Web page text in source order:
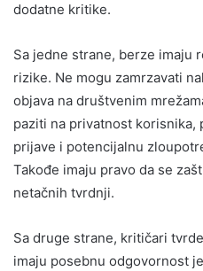
dodatne kritike.
Sa jedne strane, berze imaju
rizike. Ne mogu zamrzavati
objava na društvenim
paziti na privatnost korisnika,
prijave i potencijalnu
Takođe imaju pravo da se
netačnih tvrdnji.
Sa druge strane, kritičari
imaju posebnu odgovornost